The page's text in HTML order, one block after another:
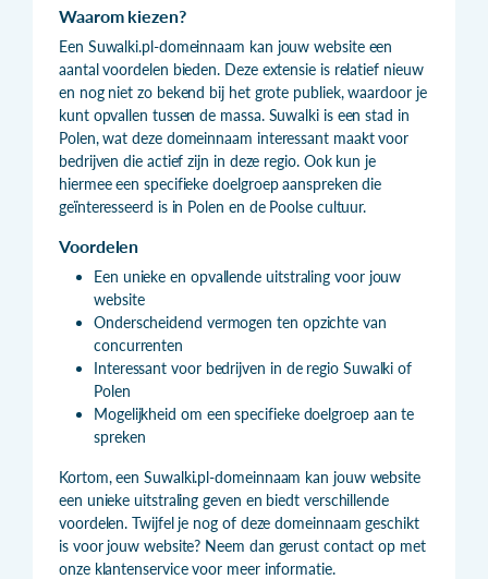
Waarom kiezen?
Een Suwalki.pl-domeinnaam kan jouw website een
aantal voordelen bieden. Deze extensie is relatief nieuw
en nog niet zo bekend bij het grote publiek, waardoor je
kunt opvallen tussen de massa. Suwalki is een stad in
Polen, wat deze domeinnaam interessant maakt voor
bedrijven die actief zijn in deze regio. Ook kun je
hiermee een specifieke doelgroep aanspreken die
geïnteresseerd is in Polen en de Poolse cultuur.
Voordelen
Een unieke en opvallende uitstraling voor jouw
website
Onderscheidend vermogen ten opzichte van
concurrenten
Interessant voor bedrijven in de regio Suwalki of
Polen
Mogelijkheid om een specifieke doelgroep aan te
spreken
Kortom, een Suwalki.pl-domeinnaam kan jouw website
een unieke uitstraling geven en biedt verschillende
voordelen. Twijfel je nog of deze domeinnaam geschikt
is voor jouw website? Neem dan gerust contact op met
onze klantenservice voor meer informatie.